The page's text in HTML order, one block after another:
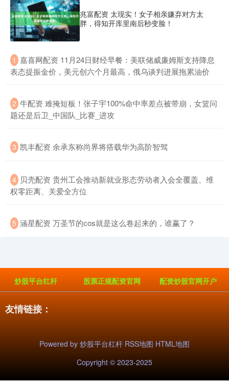
兆富配资 太现实！女子相亲嫌弃对方太
胖，得知开库里南后秒变脸！
1 ​嘉喜网配资 11月24日财经早餐：美联储威廉姆斯支持降息
表态提振金价，美元创六个月最高，俄乌谈判进展拖累油价
2 ​牛配资 难掩短板！张子宇100%命中率差点被带崩，女篮问
题还是后卫_中国队_比赛_进攻
3 ​凯丰配资 余承东称尚界将搭载华为高阶智驾
4 ​贝壳配资 贵州工会推动新就业形态劳动者入会全覆盖、维
权零距离、关爱全方位
5 ​涵星配资 万圣节的cos就是这么卷起来的，谁赢了？
炒股平台杠杆 股票正规配资官网 配资炒股官网开户
友情链接：
Powered by 炒股平台杠杆 RSS地图 HTML地图
Copyright © 2023-2025